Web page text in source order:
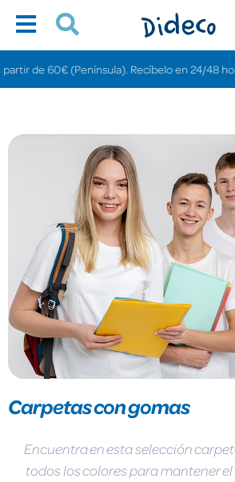
(Península). Recíbelo en 24/48 horas.
Carpetas con gomas
Encuentra en esta selección
todos los colores para mantener